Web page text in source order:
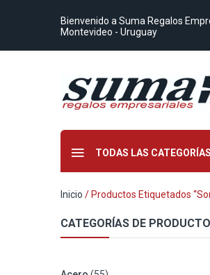
Bienvenido a Suma Regalos
Montevideo - Uruguay
TODAS LAS CATEGORÍAS
Inicio / Productos Etiquetados
CATEGORÍAS DE